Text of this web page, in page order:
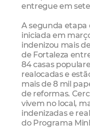
entregue em
A segunda etapa
iniciada em
indenizou mais
de Fortaleza
84 casas
realocadas e
mais de 8 mil
de reformas.
vivem no local,
indenizadas e
do Programa